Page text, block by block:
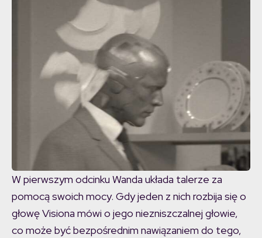
W pierwszym odcinku Wanda układa talerze za
pomocą swoich mocy. Gdy jeden z nich rozbija się o
głowę Visiona mówi o jego niezniszczalnej głowie,
co może być bezpośrednim nawiązaniem do tego,